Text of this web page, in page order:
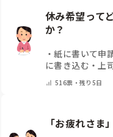
休み希望って
か？
・紙に書いて申
に書き込む ・ 上
教えてください）
516票・残り5日
「お疲れさま